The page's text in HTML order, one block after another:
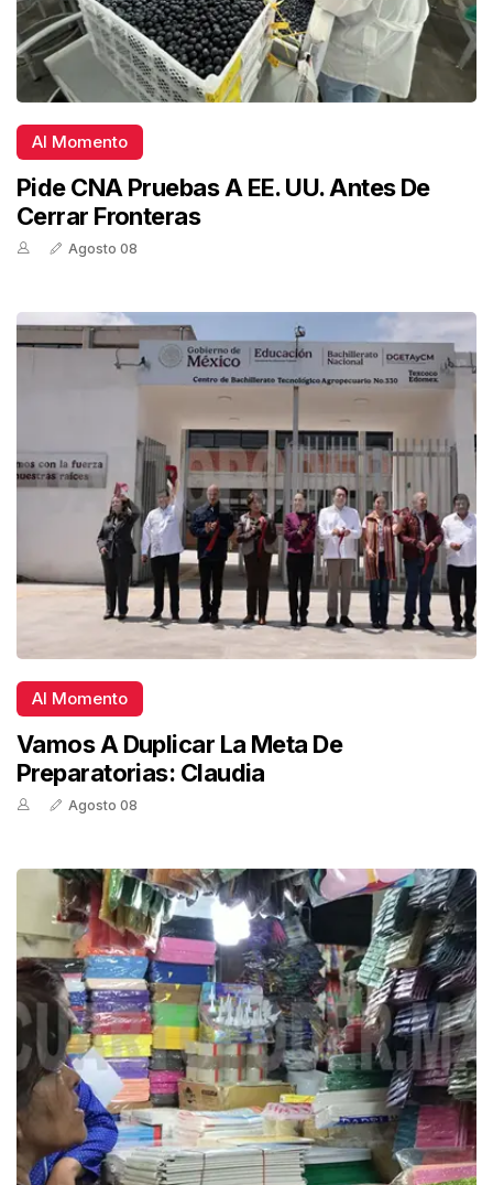
Al Momento
Pide CNA Pruebas A EE. UU. Antes De
Cerrar Fronteras
Agosto 08
Al Momento
Vamos A Duplicar La Meta De
Preparatorias: Claudia
Agosto 08